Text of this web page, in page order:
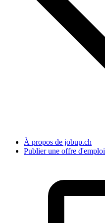
À propos de jobup.ch
Publier une offre d'emploi